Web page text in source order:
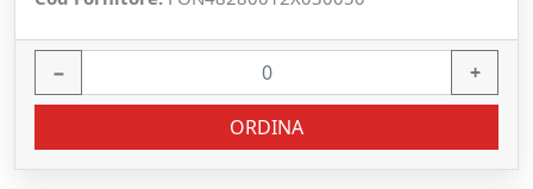
− +
ORDINA